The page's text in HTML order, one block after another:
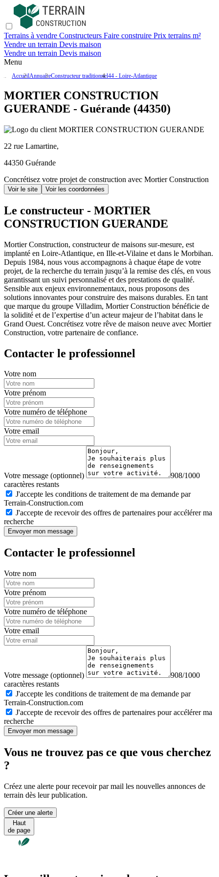
Terrains à vendre Constructeurs Faire construire Prix terrains m²
Vendre un terrain Devis maison
Vendre un terrain Devis maison
Menu
AccueilAnnuaireConstructeur traditionnel44 - Loire-Atlantique
MORTIER CONSTRUCTION
GUERANDE - Guérande (44350)
22 rue Lamartine,
44350 Guérande
Concrétisez votre projet de construction avec Mortier Construction
Voir le site Voir les coordonnées
Le constructeur - MORTIER
CONSTRUCTION GUERANDE
Mortier Construction, constructeur de maisons sur-mesure, est
implanté en Loire-Atlantique, en Ille-et-Vilaine et dans le Morbihan.
Depuis 1984, nous vous accompagnons à chaque étape de votre
projet, de la recherche du terrain jusqu’à la remise des clés, en vous
garantissant un suivi personnalisé et des prestations de qualité.
Sensible aux enjeux environnementaux, nous proposons des
solutions innovantes pour construire des maisons durables. En tant
que marque du groupe Villadim, Mortier Construction bénéficie de
la solidité et de l’expertise d’un acteur majeur de l’habitat dans le
Grand Ouest. Concrétisez votre rêve de maison neuve avec Mortier
Construction, votre partenaire de confiance.
Contacter le professionnel
Votre nom
Votre prénom
Votre numéro de téléphone
Votre email
Votre message (optionnel)
908/1000
caractères restants
J'accepte les conditions de traitement de ma demande par
Terrain-Construction.com
J'accepte de recevoir des offres de partenaires pour accélérer ma
recherche
Envoyer mon message
Contacter le professionnel
Votre nom
Votre prénom
Votre numéro de téléphone
Votre email
Votre message (optionnel)
908/1000
caractères restants
J'accepte les conditions de traitement de ma demande par
Terrain-Construction.com
J'accepte de recevoir des offres de partenaires pour accélérer ma
recherche
Envoyer mon message
Vous ne trouvez pas ce que vous cherchez
?
Créez une alerte pour recevoir par mail les nouvelles annonces de
terrain dès leur publication.
Créer une alerte
Haut
de page